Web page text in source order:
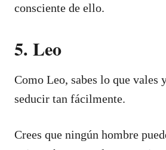
consciente de ello.
5. Leo
Como Leo, sabes lo que vales
seducir tan fácilmente.
Crees que ningún hombre